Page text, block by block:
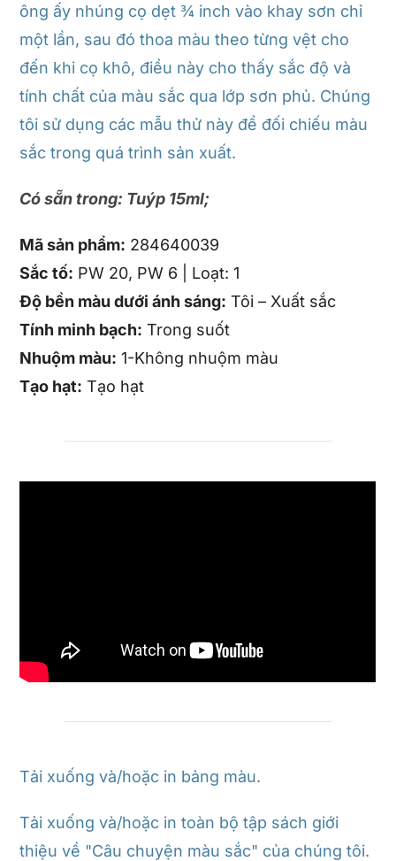
ông ấy nhúng cọ dẹt ¾ inch vào khay sơn chỉ
một lần, sau đó thoa màu theo từng vệt cho
đến khi cọ khô, điều này cho thấy sắc độ và
tính chất của màu sắc qua lớp sơn phủ. Chúng
tôi sử dụng các mẫu thử này để đối chiếu màu
sắc trong quá trình sản xuất.
Có sẵn trong: Tuýp 15ml;
Mã sản phẩm: 284640039
Sắc tố: PW 20, PW 6 | Loạt: 1
Độ bền màu dưới ánh sáng: Tôi – Xuất sắc
Tính minh bạch: Trong suốt
Nhuộm màu: 1-Không nhuộm màu
Tạo hạt: Tạo hạt
Tải xuống và/hoặc in bảng màu.
Tải xuống và/hoặc in toàn bộ tập sách giới
thiệu về "Câu chuyện màu sắc" của chúng tôi.